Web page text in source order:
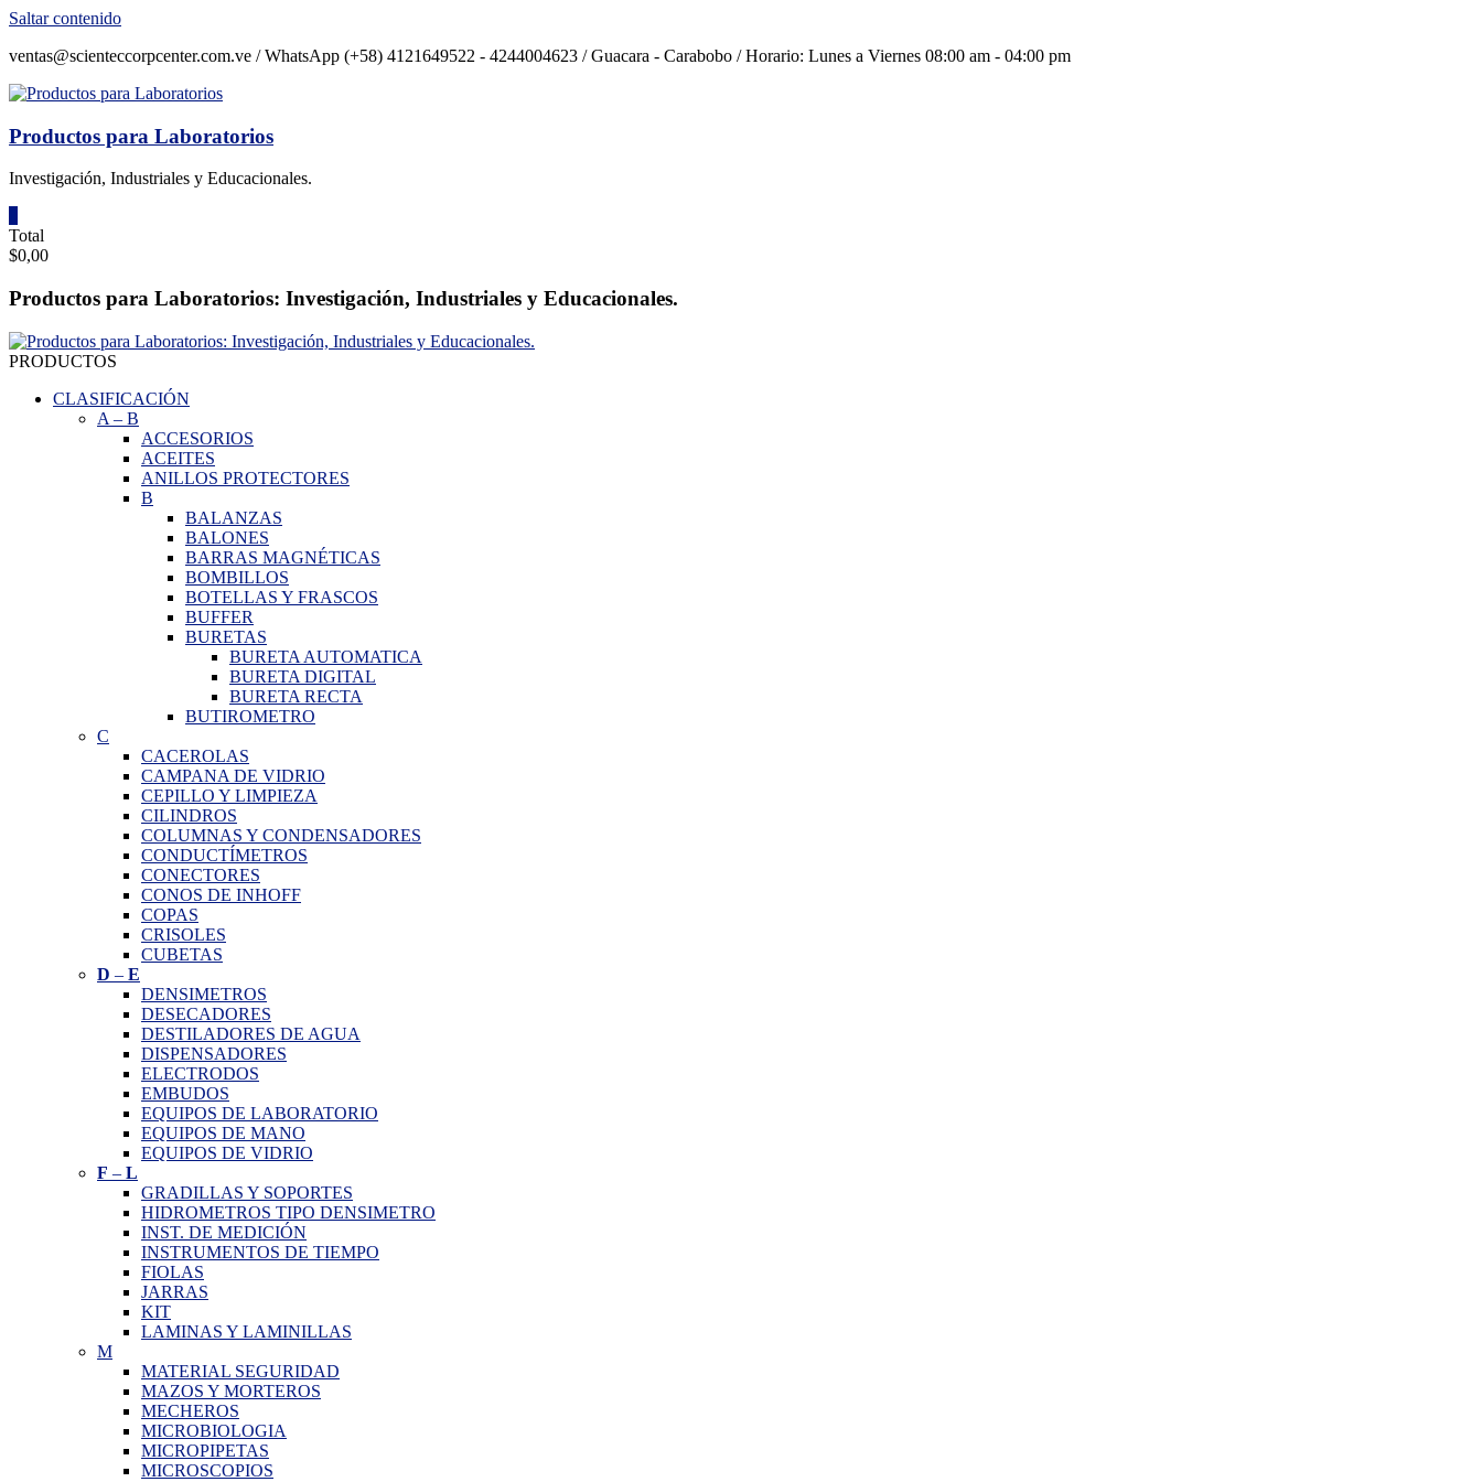
Saltar contenido
ventas@scienteccorpcenter.com.ve / WhatsApp (+58) 4121649522 - 4244004623 / Guacara - Carabobo / Horario: Lunes a Viernes 08:00 am - 04:00 pm
Productos para Laboratorios
Investigación, Industriales y Educacionales.
Total
$0,00
Productos para Laboratorios: Investigación, Industriales y Educacionales.
PRODUCTOS
CLASIFICACIÓN
A – B
ACCESORIOS
ACEITES
ANILLOS PROTECTORES
B
BALANZAS
BALONES
BARRAS MAGNÉTICAS
BOMBILLOS
BOTELLAS Y FRASCOS
BUFFER
BURETAS
BURETA AUTOMATICA
BURETA DIGITAL
BURETA RECTA
BUTIROMETRO
C
CACEROLAS
CAMPANA DE VIDRIO
CEPILLO Y LIMPIEZA
CILINDROS
COLUMNAS Y CONDENSADORES
CONDUCTÍMETROS
CONECTORES
CONOS DE INHOFF
COPAS
CRISOLES
CUBETAS
D – E
DENSIMETROS
DESECADORES
DESTILADORES DE AGUA
DISPENSADORES
ELECTRODOS
EMBUDOS
EQUIPOS DE LABORATORIO
EQUIPOS DE MANO
EQUIPOS DE VIDRIO
F – L
GRADILLAS Y SOPORTES
HIDROMETROS TIPO DENSIMETRO
INST. DE MEDICIÓN
INSTRUMENTOS DE TIEMPO
FIOLAS
JARRAS
KIT
LAMINAS Y LAMINILLAS
M
MATERIAL SEGURIDAD
MAZOS Y MORTEROS
MECHEROS
MICROBIOLOGIA
MICROPIPETAS
MICROSCOPIOS